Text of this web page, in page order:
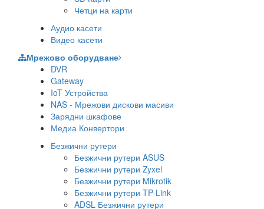
Четци на карти
Аудио касети
Видео касети
Мрежово оборудване
DVR
Gateway
IoT Устройства
NAS - Мрежови дискови масиви
Зарядни шкафове
Медиа Конвертори
Безжични рутери
Безжични рутери ASUS
Безжични рутери Zyxel
Безжични рутери Mikrotik
Безжични рутери TP-Link
ADSL Безжични рутери